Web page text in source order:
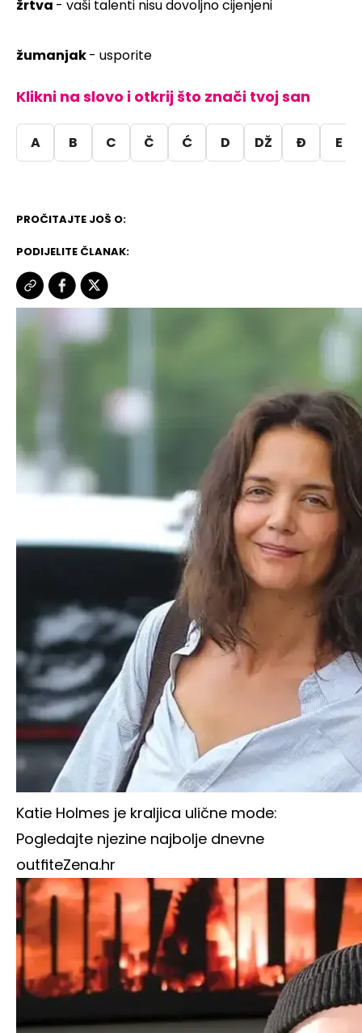
žrtva - vaši talenti nisu dovoljno cijenjeni
žumanjak- usporite
Klikni na slovo i otkrij što znači tvoj san
A B C Č Ć D DŽ Đ E
PROČITAJTE JOŠ O:
PODIJELITE ČLANAK:
Katie Holmes je kraljica ulične mode:
Pogledajte njezine najbolje dnevne
outfiteZena.hr